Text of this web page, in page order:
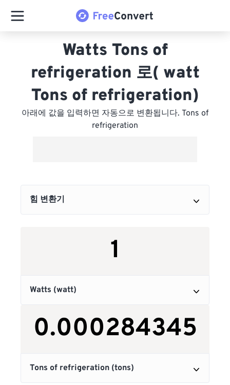
Watts Tons of
refrigeration 로( watt
Tons of refrigeration)
아래에 값을 입력하면 자동으로 변환됩니다. Tons of
refrigeration